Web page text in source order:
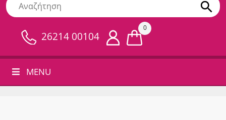
26214 00104
0
MENU